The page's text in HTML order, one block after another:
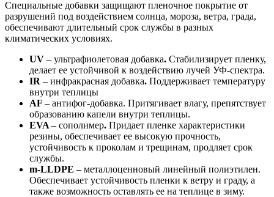
Специальные добавки защищают пленочное покрытие от
разрушений под воздействием солнца, мороза, ветра, града,
обеспечивают длительный срок службы в разных
климатических условиях.
UV – ультрафиолетовая добавка. Стабилизирует пленку,
делает ее устойчивой к воздействию лучей УФ-спектра.
IR – инфракрасная добавка. Поддерживает температуру
внутри теплицы
AF – антифог-добавка. Притягивает влагу, препятствует
образованию капели внутри теплицы.
EVA – сополимер. Придает пленке характеристики
резины, обеспечивает ее высокую прочность,
устойчивость к проколам и трещинам, продляет срок
службы.
m-LLDPE – металлоценновый линейный полиэтилен.
Обеспечивает устойчивость пленки к ветру и граду, а
также возможность оставлять ее на теплице в зиму.